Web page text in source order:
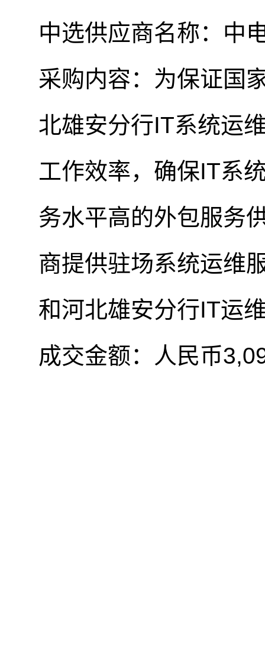
中选供应商名称：中
采购内容：为保证国
北雄安分行IT系统运
工作效率，确保IT系
务水平高的外包服务
商提供驻场系统运维
和河北雄安分行IT运
成交金额：人民币